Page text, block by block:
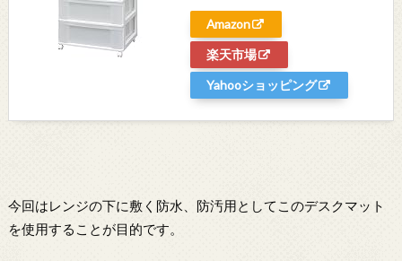
Amazon
楽天市場
Yahooショッピング
今回はレンジの下に敷く防水、防汚用としてこのデスクマット
を使用することが目的です。